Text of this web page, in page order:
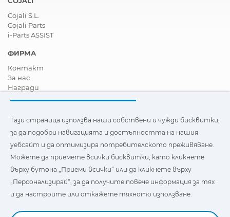
Cojali S.L.
Cojali Parts
i-Parts ASSIST
ФИРМА
Контакт
За нас
Награди
Станете дистрибутор
Новини
Видеа
FAQ - Често задавани въпроси
трети страни, за да подобри навигацията и
достъпността на нашия уебсайт и да оптимизира
потребителското изживяване. Можете да кликнете
тях и да зададете или откажете използването им.
Тази страница използва наши собствени и чужди бисквитки,
за да подобри навигацията и достъпността на нашия
уебсайт и да оптимизира потребителското преживяване.
Можете да приемете всички бисквитки, като кликнете
върху бутона „Приеми всички“ или да кликнете върху
„Персонализирай“, за да получите повече информация за тях
и да настроите или откажете тяхното използване.